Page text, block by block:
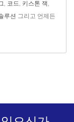
코드 키스톤 잭
루션 그리고 언제든